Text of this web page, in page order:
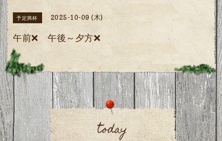
予定満杯 2025-10-09 (木)
午前❌️ 午後～夕方❌️
today